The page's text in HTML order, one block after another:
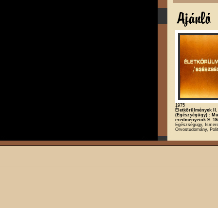
1975
Életkörülmények II.
(Egészségügy) :
eredményeink 9.
Egészségügy,
Orvostudomány,